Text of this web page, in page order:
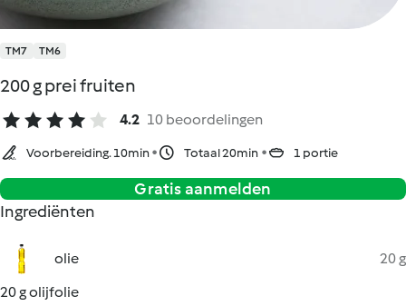
TM7 TM6
200 g prei fruiten
4.2 10 beoordelingen
Voorbereiding. 10min Totaal 20min 1 portie
Gratis aanmelden
Ingrediënten
olie
20 g
20 g olijfolie